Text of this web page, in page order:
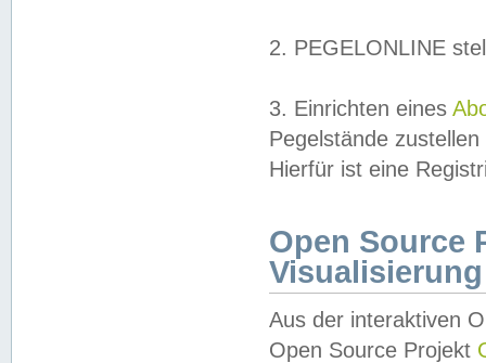
2. PEGELONLINE
3. Einrichten eines
Pegelstände
Hierfür ist eine
Open Source
Visualisierung
Aus der interaktiven
Open Source Projekt